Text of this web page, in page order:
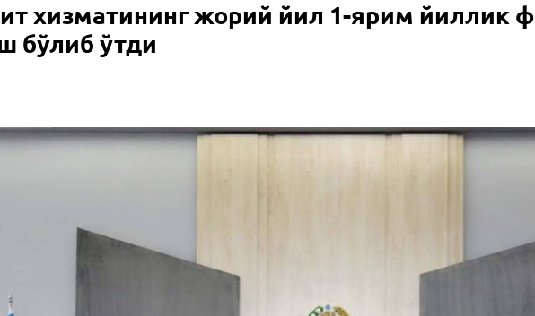
хизматининг жорий йил 1-ярим йиллик
бўлиб ўтди